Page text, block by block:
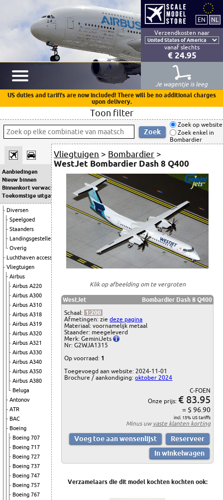
Verzendkosten naar
vanaf slechts
€ 24.95
Je wagentje is leeg
US duties and tariffs are now included! There will be no additional charges
upon delivery.
Toon filter
Zoek op website
Zoek enkel in
Bombardier
Aanbiedingen
Nieuw binnen
Binnenkort verwacht
Toekomstige uitgaven
Diversen
Speelgoed
Staanders
Landingsgestellen
Overig
Luchthaven accessoires
Vliegtuigen
Airbus
Airbus A220
Airbus A300
Airbus A310
Airbus A318
Airbus A319
Airbus A320
Airbus A321
Airbus A330
Airbus A340
Airbus A350
Airbus A380
Beluga
Antonov
ATR
BAC
Boeing
Boeing 707
Boeing 717
Boeing 727
Boeing 737
Boeing 747
Boeing 757
Boeing 767
Vliegtuigen > Bombardier >
WestJet Bombardier Dash 8 Q400
Klik op afbeelding om te vergroten
WestJet
Bombardier Dash 8 Q400
Schaal: 1:200
Afmetingen: ziedeze pagina
Materiaal: voornamelijk metaal
Staander: meegeleverd
Merk: GeminiJets
Nr: G2WJA1315
Op voorraad: 1
Toegevoegd aan website: 2024-11-01
Brochure / aankondiging:oktober 2024
C-FOEN
Onze prijs: € 83.95
= $ 96.90
incl. 15% US tariffs
Minus uwvaste klanten korting
Verzamelaars die dit model kochten kochten ook: